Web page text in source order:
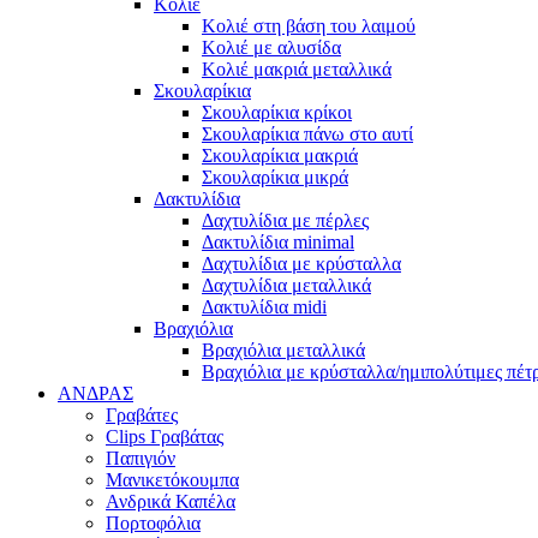
Κολιέ στη βάση του λαιμού
Κολιέ με αλυσίδα
Κολιέ μακριά μεταλλικά
Σκουλαρίκια
Σκουλαρίκια κρίκοι
Σκουλαρίκια πάνω στο αυτί
Σκουλαρίκια μακριά
Σκουλαρίκια μικρά
Δακτυλίδια
Δαχτυλίδια με πέρλες
Δακτυλίδια minimal
Δαχτυλίδια με κρύσταλλα
Δαχτυλίδια μεταλλικά
Δακτυλίδια midi
Βραχιόλια
Βραχιόλια μεταλλικά
Βραχιόλια με κρύσταλλα/ημιπολύτιμες
ΑΝΔΡΑΣ
Γραβάτες
Clips Γραβάτας
Παπιγιόν
Μανικετόκουμπα
Ανδρικά Καπέλα
Πορτοφόλια